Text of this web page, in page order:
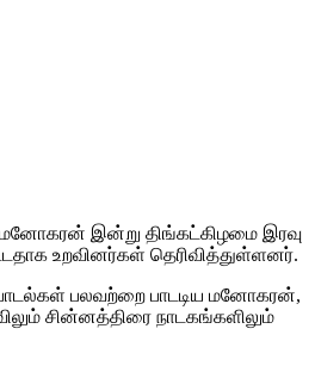
இன்று திங்கட்கிழமை இரவு
உறவினர்கள் தெரிவித்துள்ளனர்.
பலவற்றை பாடடிய மனோகரன்,
சின்னத்திரை நாடகங்களிலும்